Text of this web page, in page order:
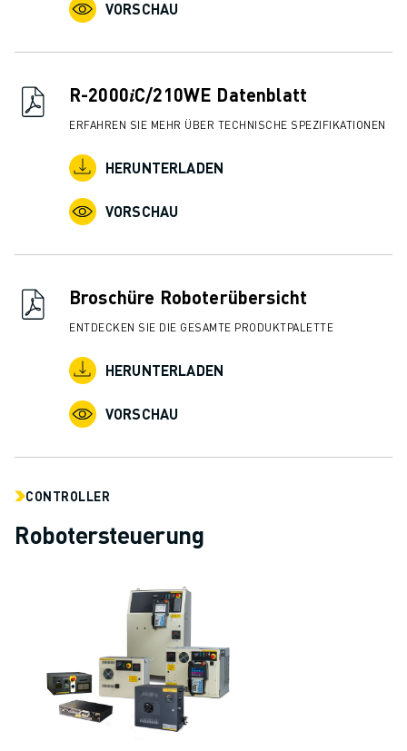
STANDORTE
VORSCHAU
R-2000𝑖C/210WE Datenblatt
ERFAHREN SIE MEHR ÜBER TECHNISCHE SPEZIFIKATIONEN
HERUNTERLADEN
VORSCHAU
Broschüre Roboterübersicht
ENTDECKEN SIE DIE GESAMTE PRODUKTPALETTE
HERUNTERLADEN
VORSCHAU
CONTROLLER
Robotersteuerung